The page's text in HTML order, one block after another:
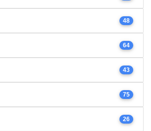
48
64
43
75
26